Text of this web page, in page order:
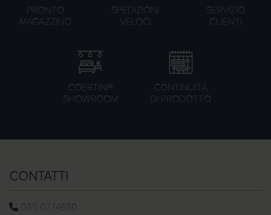
PRONTO
MAGAZZINO
SPEDIZIONI
VELOCI
SERVIZIO
CLIENTI
COERTINI®
SHOWROOM
CONTINUITÀ
DI PRODOTTO
CONTATTI
035 0774680